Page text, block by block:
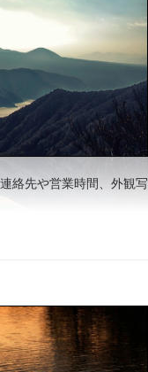
絡先や営業時間、外観写